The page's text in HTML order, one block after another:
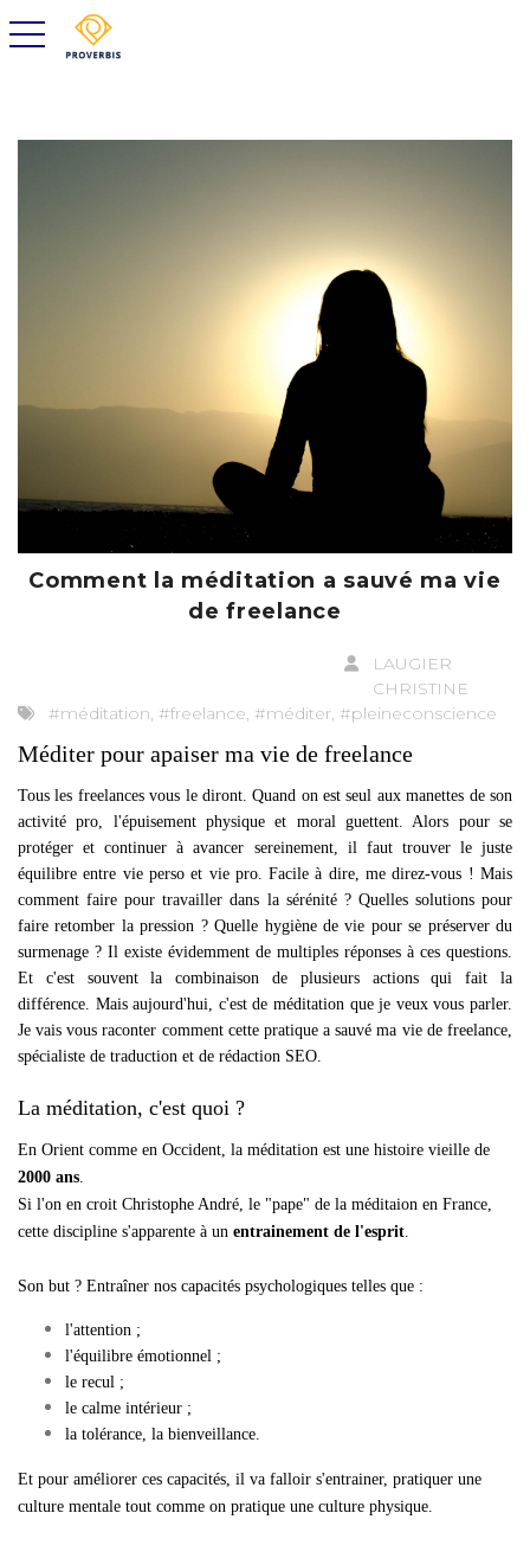
toggle navigation
Comment la méditation a sauvé ma vie
de freelance
LAUGIER
CHRISTINE
#méditation, #freelance, #méditer, #pleineconscience
Méditer pour apaiser ma vie de freelance
Tous les freelances vous le diront. Quand on est seul aux manettes de son
activité pro, l'épuisement physique et moral guettent. Alors pour se
protéger et continuer à avancer sereinement, il faut trouver le juste
équilibre entre vie perso et vie pro. Facile à dire, me direz-vous ! Mais
comment faire pour travailler dans la sérénité ? Quelles solutions pour
faire retomber la pression ? Quelle hygiène de vie pour se préserver du
surmenage ? Il existe évidemment de multiples réponses à ces questions.
Et c'est souvent la combinaison de plusieurs actions qui fait la
différence. Mais aujourd'hui, c'est de méditation que je veux vous parler.
Je vais vous raconter comment cette pratique a sauvé ma vie de freelance,
spécialiste de traduction et de rédaction SEO.
La méditation, c'est quoi ?
En Orient comme en Occident, la méditation est une histoire vieille de
2000 ans.
Si l'on en croit Christophe André, le "pape" de la méditaion en France,
cette discipline s'apparente à un entrainement de l'esprit.
Son but ? Entraîner nos capacités psychologiques telles que :
l'attention ;
l'équilibre émotionnel ;
le recul ;
le calme intérieur ;
la tolérance, la bienveillance.
Et pour améliorer ces capacités, il va falloir s'entrainer, pratiquer une
culture mentale tout comme on pratique une culture physique.